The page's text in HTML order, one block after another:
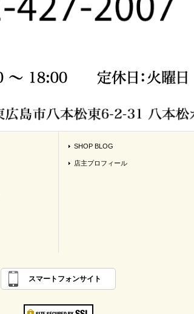
SHOP BLOG
店主プロフィール
スマートフォンサイト